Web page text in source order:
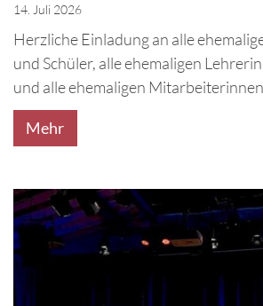
14. Juli 2026
Herzliche Einladung an alle
und Schüler, alle ehemaligen
und alle ehemaligen
Mehr